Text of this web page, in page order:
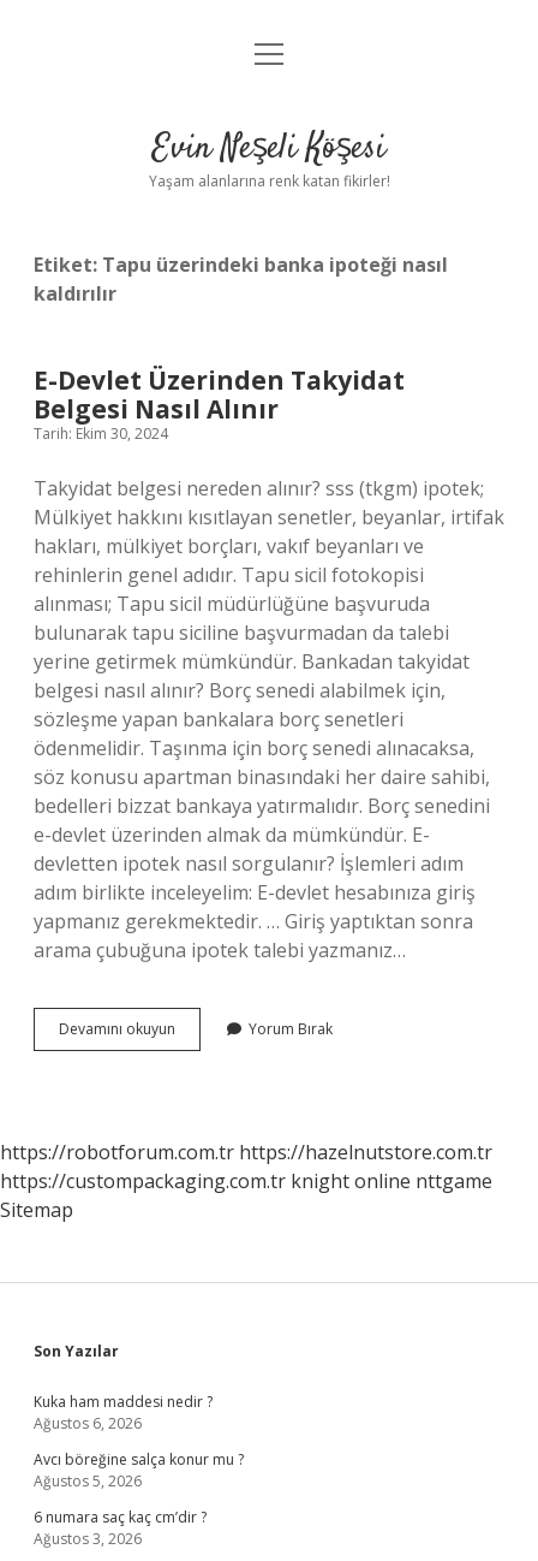
Anasayfa
Yasal Uyarı
menüyü
Evin Neşeli Köşesi
Yaşam alanlarına renk katan fikirler!
Etiket: Tapu üzerindeki banka ipoteği nasıl
kaldırılır
E-Devlet Üzerinden Takyidat
Belgesi Nasıl Alınır
Tarih: Ekim 30, 2024
Takyidat belgesi nereden alınır? sss (tkgm) ipotek;
Mülkiyet hakkını kısıtlayan senetler, beyanlar, irtifak
hakları, mülkiyet borçları, vakıf beyanları ve
rehinlerin genel adıdır. Tapu sicil fotokopisi
alınması; Tapu sicil müdürlüğüne başvuruda
bulunarak tapu siciline başvurmadan da talebi
yerine getirmek mümkündür. Bankadan takyidat
belgesi nasıl alınır? Borç senedi alabilmek için,
sözleşme yapan bankalara borç senetleri
ödenmelidir. Taşınma için borç senedi alınacaksa,
söz konusu apartman binasındaki her daire sahibi,
bedelleri bizzat bankaya yatırmalıdır. Borç senedini
e-devlet üzerinden almak da mümkündür. E-
devletten ipotek nasıl sorgulanır? İşlemleri adım
adım birlikte inceleyelim: E-devlet hesabınıza giriş
yapmanız gerekmektedir. … Giriş yaptıktan sonra
arama çubuğuna ipotek talebi yazmanız…
Devamını okuyun
Devlet
Alınır
Yorum Bırak
https://robotforum.com.tr https://hazelnutstore.com.tr
https://custompackaging.com.tr knight online nttgame
Sitemap
Sidebar
Son Yazılar
Kuka ham maddesi nedir ?
Ağustos 6, 2026
Avcı böreğine salça konur mu ?
Ağustos 5, 2026
6 numara saç kaç cm’dir ?
Ağustos 3, 2026